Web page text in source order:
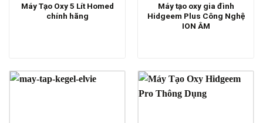
Máy Tạo Oxy 5 Lít Homed
chính hãng
Máy tạo oxy gia đình
Hidgeem Plus Công Nghệ
ION ÂM